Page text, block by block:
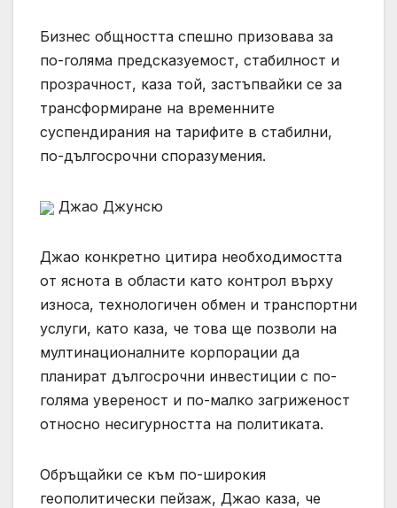
Бизнес общността спешно призовава за
по-голяма предсказуемост, стабилност и
прозрачност, каза той, застъпвайки се за
трансформиране на временните
суспендирания на тарифите в стабилни,
по-дългосрочни споразумения.
Джао Джунсю
Джао конкретно цитира необходимостта
от яснота в области като контрол върху
износа, технологичен обмен и транспортни
услуги, като каза, че това ще позволи на
мултинационалните корпорации да
планират дългосрочни инвестиции с по-
голяма увереност и по-малко загриженост
относно несигурността на политиката.
Обръщайки се към по-широкия
геополитически пейзаж, Джао каза, че